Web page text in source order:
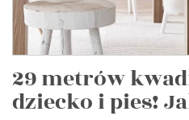
29 metrów
dziecko i pies!